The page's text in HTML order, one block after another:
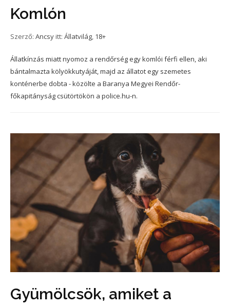
Komlón
Szerző: Ancsy itt: Állatvilág, 18+
Állatkínzás miatt nyomoz a rendőrség egy komlói férfi ellen, aki
bántalmazta kölyökkutyáját, majd az állatot egy szemetes
konténerbe dobta - közölte a Baranya Megyei Rendőr-
főkapitányság csütörtökön a police.hu-n.
Gyümölcsök, amiket a